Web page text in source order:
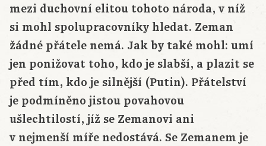
mezi duchovní elitou tohoto národa, v níž
si mohl spolupracovníky hledat. Zeman
žádné přátele nemá. Jak by také mohl: umí
jen ponižovat toho, kdo je slabší, a plazit se
před tím, kdo je silnější (Putin). Přátelství
je podmíněno jistou povahovou
ušlechtilostí, jíž se Zemanovi ani
v nejmenší míře nedostává. Se Zemanem je